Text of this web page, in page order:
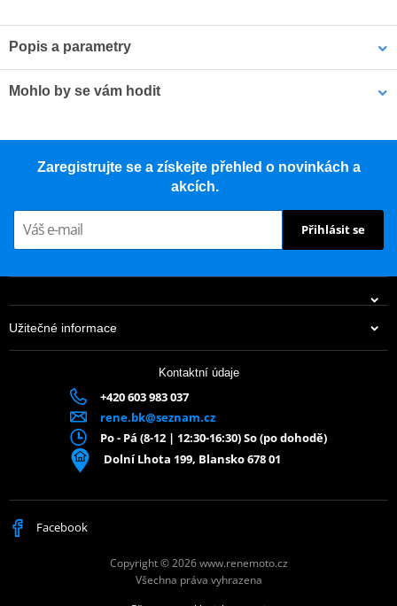
Popis a parametry
pásmech, aniž by negativně ovlivnilo chod motoru.
Konektory zapalovacích svíček NGK jsou vybaveny rezistorem z
vysoce kvalitního keramického materiálu.
To zajišťuje stálou hodnotu odporu s minimální odchylkou i při
PDF NGK katalog 2017
Výrobce
NGK
8710
Země původu
JP
Mohlo by se vám hodit
109 Kč
Na centrálním skladu v ČR
Zaregistrujte se a získejte přehled o novinkách a
akcích.
Přihlásit se
Užitečné informace
Kontaktní údaje
+420 603 983 037
rene.bk@seznam.cz
Po - Pá (8-12 | 12:30-16:30) So (po dohodě)
Dolní Lhota 199, Blansko 678 01
Facebook
Copyright © 2026 www.renemoto.cz
Všechna práva vyhrazena